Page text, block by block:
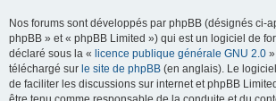
Nos forums sont développés par phpBB (désignés ci-
phpBB » et « phpBB Limited ») qui est un logiciel de
déclaré sous la « licence publique générale GNU 2.0
téléchargé sur le site de phpBB (en anglais). Le
de faciliter les discussions sur internet et phpBB